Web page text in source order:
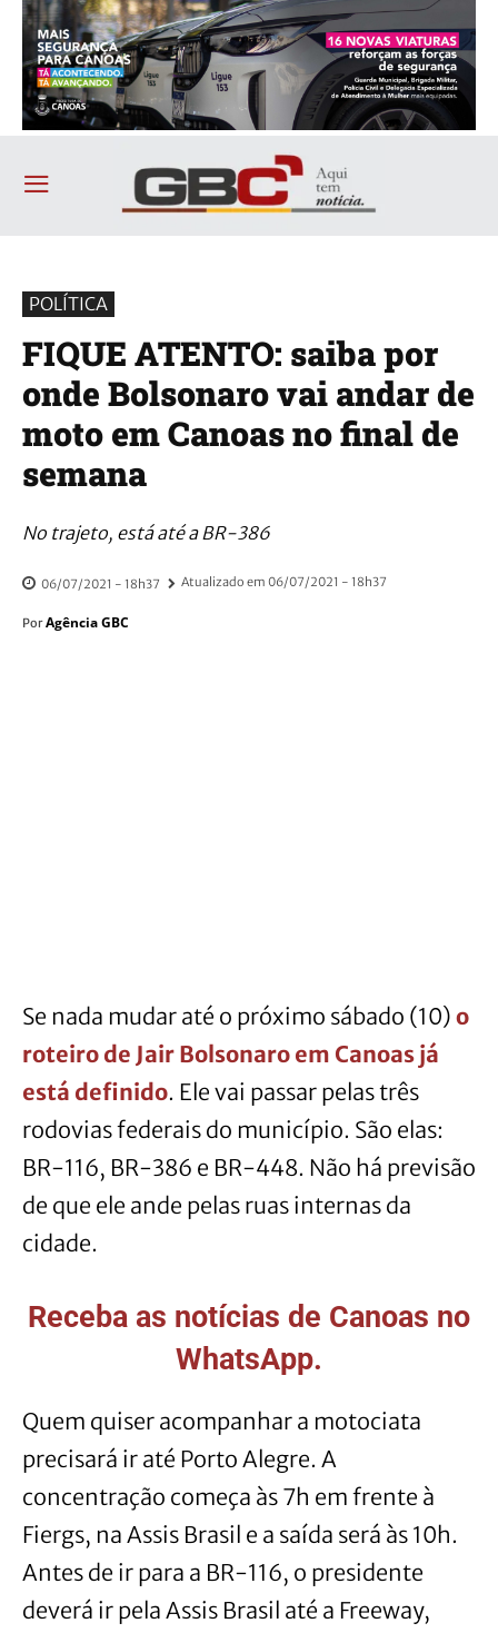
POLÍTICA
FIQUE ATENTO: saiba por
onde Bolsonaro vai andar de
moto em Canoas no final de
semana
No trajeto, está até a BR-386
06/07/2021 - 18h37 Atualizado em 06/07/2021 - 18h37
Por Agência GBC
Se nada mudar até o próximo sábado (10) o
roteiro de Jair Bolsonaro em Canoas já
está definido. Ele vai passar pelas três
rodovias federais do município. São elas:
BR-116, BR-386 e BR-448. Não há previsão
de que ele ande pelas ruas internas da
cidade.
Receba as notícias de Canoas no
WhatsApp.
Quem quiser acompanhar a motociata
precisará ir até Porto Alegre. A
concentração começa às 7h em frente à
Fiergs, na Assis Brasil e a saída será às 10h.
Antes de ir para a BR-116, o presidente
deverá ir pela Assis Brasil até a Freeway,